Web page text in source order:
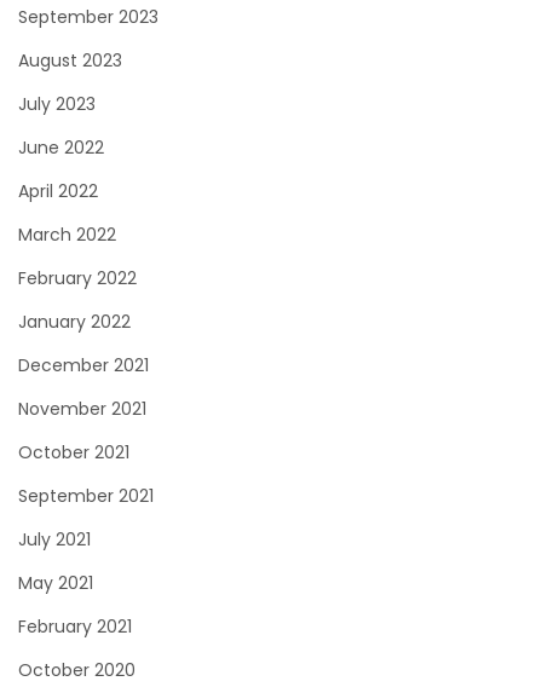
September 2023
August 2023
July 2023
June 2022
April 2022
March 2022
February 2022
January 2022
December 2021
November 2021
October 2021
September 2021
July 2021
May 2021
February 2021
October 2020